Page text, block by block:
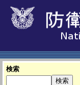
検索